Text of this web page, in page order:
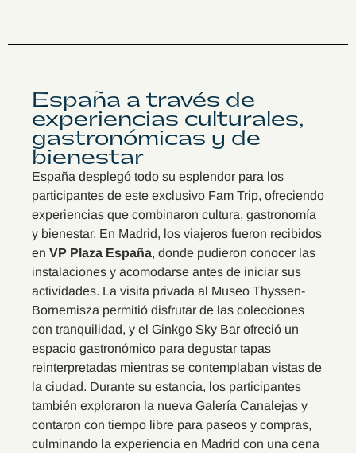
España a través de
experiencias culturales,
gastronómicas y de
bienestar
España desplegó todo su esplendor para los
participantes de este exclusivo Fam Trip, ofreciendo
experiencias que combinaron cultura, gastronomía
y bienestar. En Madrid, los viajeros fueron recibidos
en VP Plaza España, donde pudieron conocer las
instalaciones y acomodarse antes de iniciar sus
actividades. La visita privada al Museo Thyssen-
Bornemisza permitió disfrutar de las colecciones
con tranquilidad, y el Ginkgo Sky Bar ofreció un
espacio gastronómico para degustar tapas
reinterpretadas mientras se contemplaban vistas de
la ciudad. Durante su estancia, los participantes
también exploraron la nueva Galería Canalejas y
contaron con tiempo libre para paseos y compras,
culminando la experiencia en Madrid con una cena